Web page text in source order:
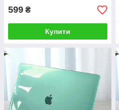
599 ₴
Купити